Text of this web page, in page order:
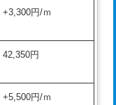
現場見積
5,500円
5,500円
11,000円
+3,300円/ｍ
42,350円
+5,500円/ｍ